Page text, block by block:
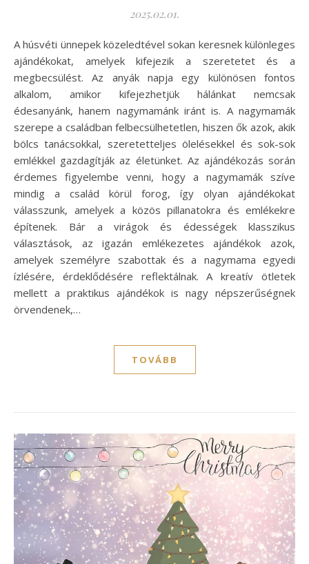
2025.02.01.
A húsvéti ünnepek közeledtével sokan keresnek különleges
ajándékokat, amelyek kifejezik a szeretetet és a
megbecsülést. Az anyák napja egy különösen fontos
alkalom, amikor kifejezhetjük hálánkat nemcsak
édesanyánk, hanem nagymamánk iránt is. A nagymamák
szerepe a családban felbecsülhetetlen, hiszen ők azok, akik
bölcs tanácsokkal, szeretetteljes ölelésekkel és sok-sok
emlékkel gazdagítják az életünket. Az ajándékozás során
érdemes figyelembe venni, hogy a nagymamák szíve
mindig a család körül forog, így olyan ajándékokat
válasszunk, amelyek a közös pillanatokra és emlékekre
építenek. Bár a virágok és édességek klasszikus
választások, az igazán emlékezetes ajándékok azok,
amelyek személyre szabottak és a nagymama egyedi
ízlésére, érdeklődésére reflektálnak. A kreatív ötletek
mellett a praktikus ajándékok is nagy népszerűségnek
örvendenek,…
TOVÁBB